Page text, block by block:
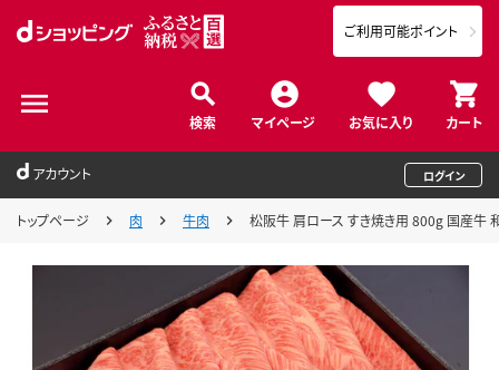
検索 マイページ お気に入り カート
ご利用可能ポイント
アカウント ログイン
トップページ 肉 牛肉 松阪牛 肩ロース すき焼き用 800g 国産牛